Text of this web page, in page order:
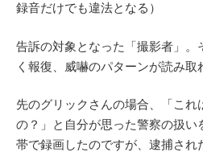
録音だけでも違法となる）
告訴の対象となった「撮影者」。
く報復、威嚇のパターンが読み取
先のグリックさんの場合、「これ
の？」と自分が思った警察の扱い
帯で録画したのですが、逮捕され